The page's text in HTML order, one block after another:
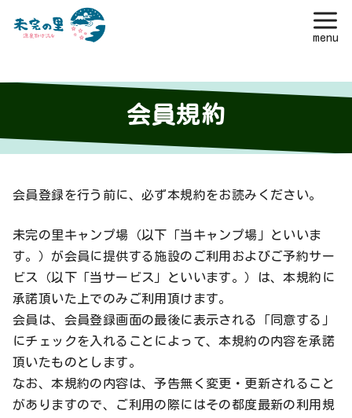
ン
会員規約
会員登録を行う前に、必ず本規約をお読みください。
未完の里キャンプ場（以下「当キャンプ場」といいま
す。）が会員に提供する施設のご利用およびご予約サー
ビス（以下「当サービス」といいます。）は、本規約に
承諾頂いた上でのみご利用頂けます。
会員は、会員登録画面の最後に表示される「同意する」
にチェックを入れることによって、本規約の内容を承諾
頂いたものとします。
なお、本規約の内容は、予告無く変更・更新されること
がありますので、ご利用の際にはその都度最新の利用規